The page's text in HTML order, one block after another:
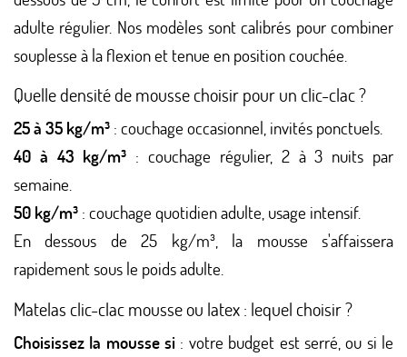
adulte régulier. Nos modèles sont calibrés pour combiner
souplesse à la flexion et tenue en position couchée.
Quelle densité de mousse choisir pour un clic-clac ?
25 à 35 kg/m³ : couchage occasionnel, invités ponctuels.
40 à 43 kg/m³ : couchage régulier, 2 à 3 nuits par
semaine.
50 kg/m³ : couchage quotidien adulte, usage intensif.
En dessous de 25 kg/m³, la mousse s'affaissera
rapidement sous le poids adulte.
Matelas clic-clac mousse ou latex : lequel choisir ?
Choisissez la mousse si : votre budget est serré, ou si le